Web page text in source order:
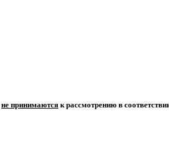
не принимаются к рассмотрению в